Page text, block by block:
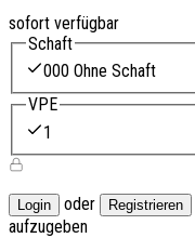
sofort verfügbar
Schaft
000 Ohne Schaft
VPE
1
Login oder Registrieren
aufzugeben